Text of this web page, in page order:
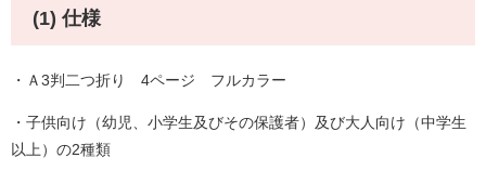
(1) 仕様
・Ａ3判二つ折り 4ページ フルカラー
・子供向け（幼児、小学生及びその保護者）及び大人向け（中学生
以上）の2種類